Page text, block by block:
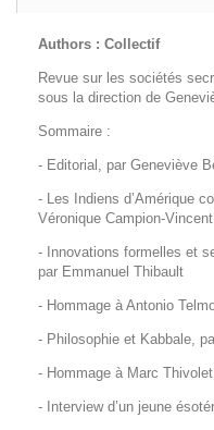
Authors : Collectif
Revue sur les sociétés
sous la direction de
Sommaire :
- Editorial, par Geneviève
- Les Indiens d’Amérique
Véronique Campion-Vincent
- Innovations formelles et
par Emmanuel Thibault
- Hommage à Antonio
- Philosophie et Kabbale,
- Hommage à Marc
- Interview d’un jeune